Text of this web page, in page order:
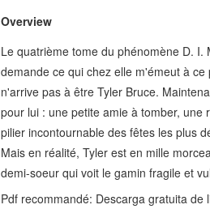
Overview
Le quatrième tome du phénomène D.
demande ce qui chez elle m'émeut à
n'arrive pas à être Tyler Bruce.
pour lui : une petite amie à tomber,
pilier incontournable des fêtes les plus
Mais en réalité, Tyler est en mille
demi-soeur qui voit le gamin fragile et
Pdf recommandé: Descarga gratuita de